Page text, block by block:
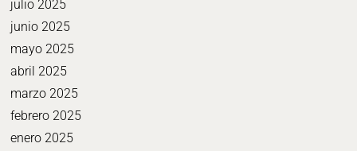
julio 2025
junio 2025
mayo 2025
abril 2025
marzo 2025
febrero 2025
enero 2025